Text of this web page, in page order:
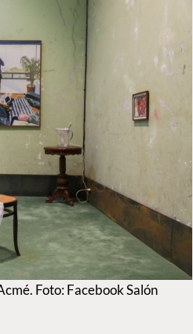
Foto: Facebook Salón